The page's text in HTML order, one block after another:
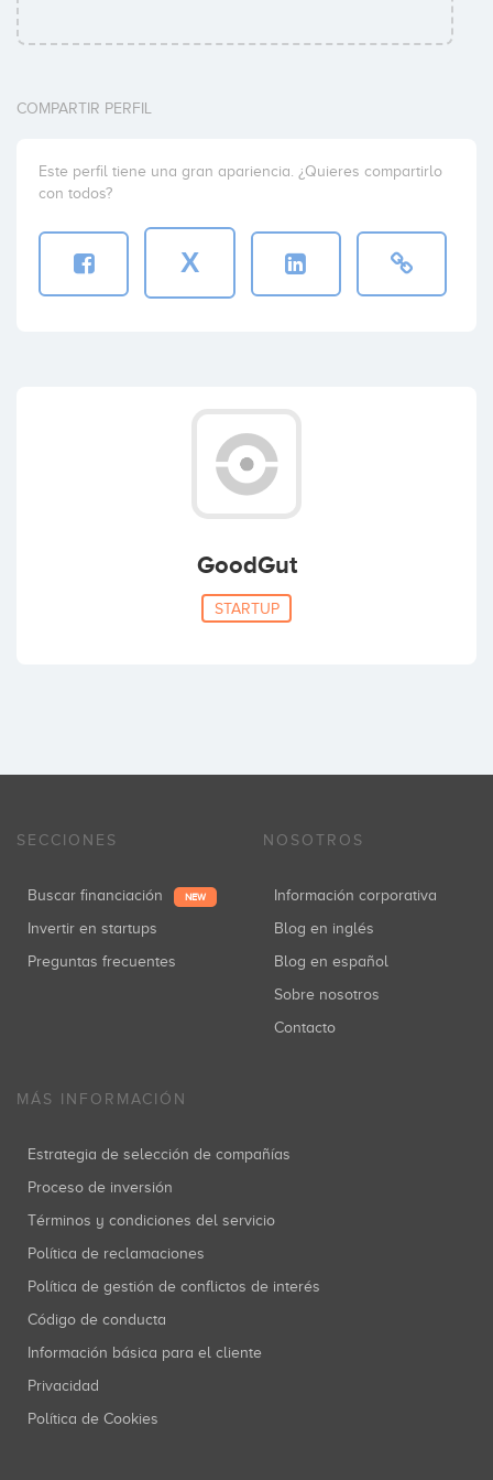
COMPARTIR PERFIL
Este perfil tiene una gran apariencia. ¿Quieres compartirlo
con todos?
X
GoodGut
STARTUP
SECCIONES
Buscar financiación NEW
Invertir en startups
Preguntas frecuentes
NOSOTROS
Información corporativa
Blog en inglés
Blog en español
Sobre nosotros
Contacto
MÁS INFORMACIÓN
Estrategia de selección de compañías
Proceso de inversión
Términos y condiciones del servicio
Política de reclamaciones
Política de gestión de conflictos de interés
Código de conducta
Información básica para el cliente
Privacidad
Política de Cookies